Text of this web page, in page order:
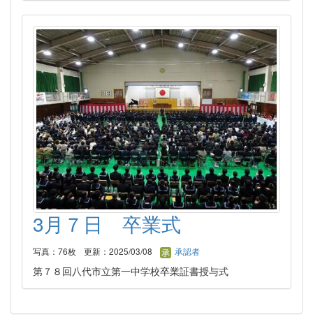
3月７日 卒業式
写真：76枚 更新：2025/03/08 承認者
第７８回八代市立第一中学校卒業証書授与式